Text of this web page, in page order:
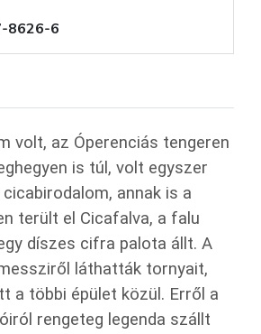
8626-6
volt, az Óperenciás tengeren
is túl, volt egyszer
annak is a
terült el Cicafalva, a falu
díszes cifra palota állt. A
láthatták tornyait,
a többi épület közül. Erről a
rengeteg legenda szállt